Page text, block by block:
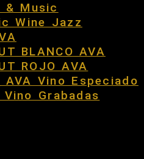
& Music
Wine Jazz
BLANCO AVA
ROJO AVA
AVA Vino Especiado
Grabadas